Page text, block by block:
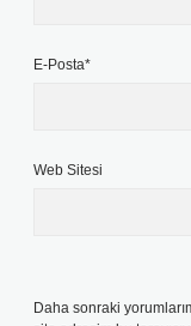
E-Posta*
Web Sitesi
Daha sonraki